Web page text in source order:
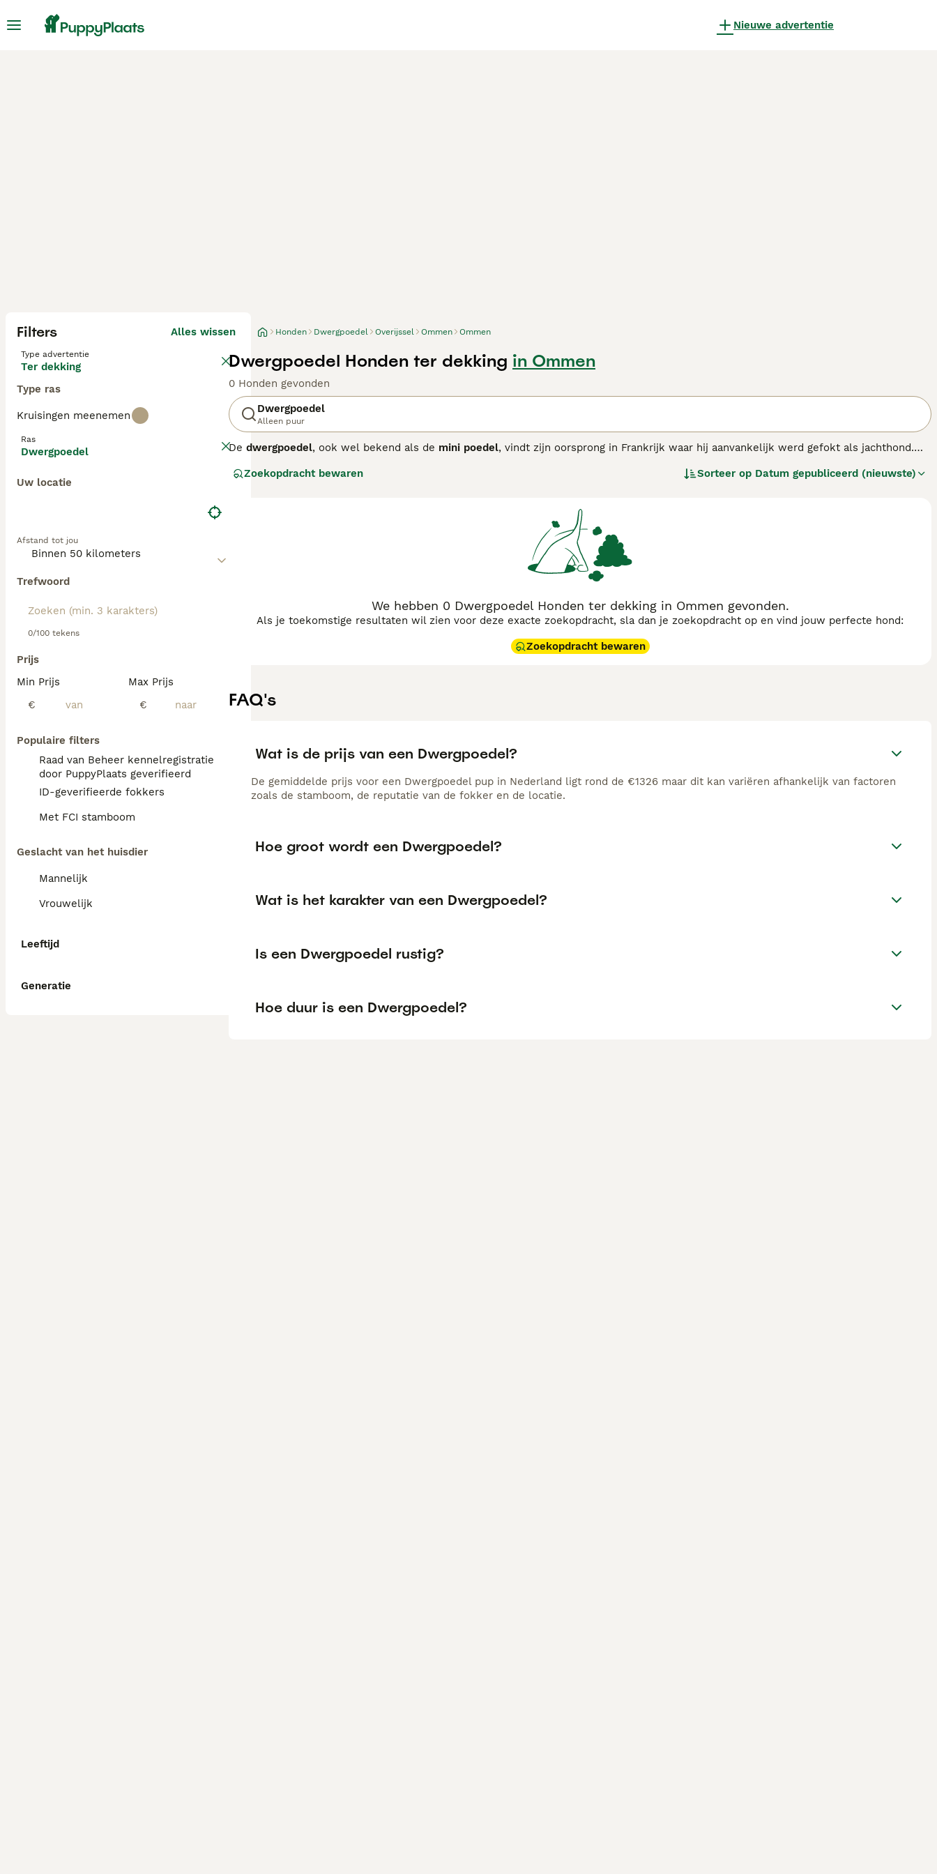
Nieuwe advertentie
Filters Alles wissen
Type advertentie
Ter dekking
Type ras
Kruisingen meenemen
Ras
Dwergpoedel
Uw locatie
Afstand tot jou
Trefwoord
0/100 tekens
Prijs
Min Prijs
€
Max Prijs
€
Populaire filters
Raad van Beheer kennelregistratie
door PuppyPlaats geverifieerd
ID-geverifieerde fokkers
Met FCI stamboom
Geslacht van het huisdier
Mannelijk
Vrouwelijk
Leeftijd
Generatie
Honden Dwergpoedel Overijssel Ommen Ommen
Dwergpoedel Honden ter dekking in Ommen
0 Honden gevonden
Dwergpoedel
Alleen puur
De dwergpoedel, ook wel bekend als de mini poedel, vindt zijn oorsprong in Frankrijk waar hij aanvankelijk werd gefokt als jachthond.
krullende vacht is niet alleen mooi, maar ook bijna hypoallergeen, wat betekent dat de dwergpoedel geschikt is voor mensen met lichte
zonder overdreven agressief te zijn. Voor verzorging is regelmatige vachtverzorging essentieel, met professioneel trimmen elke 6 tot 8
weken en dagelijks borstelen om klitten te voorkomen. Deze hond past goed bij actieve mensen die hem genoeg beweging en mentale
of wil je weten over dwergpoedel pups
belangrijk om bij een betrouwbare fokker te kopen. De dwergpoedel is een charmante en veelzijdige hond die zich aanpast aan
verschillende leefomstandigheden en een trouwe metgezel vormt.
Zoekopdracht bewaren Sorteer op Datum gepubliceerd (nieuwste)
We hebben 0 Dwergpoedel Honden ter dekking in Ommen gevonden.
Als je toekomstige resultaten wil zien voor deze exacte zoekopdracht, sla dan je zoekopdracht op en vind jouw perfecte hond:
Zoekopdracht bewaren
FAQ's
Wat is de prijs van een Dwergpoedel?
De gemiddelde prijs voor een Dwergpoedel pup in Nederland ligt rond de €1326 maar dit kan variëren afhankelijk van factoren
zoals de stamboom, de reputatie van de fokker en de locatie.
Hoe groot wordt een Dwergpoedel?
Wat is het karakter van een Dwergpoedel?
Is een Dwergpoedel rustig?
Hoe duur is een Dwergpoedel?